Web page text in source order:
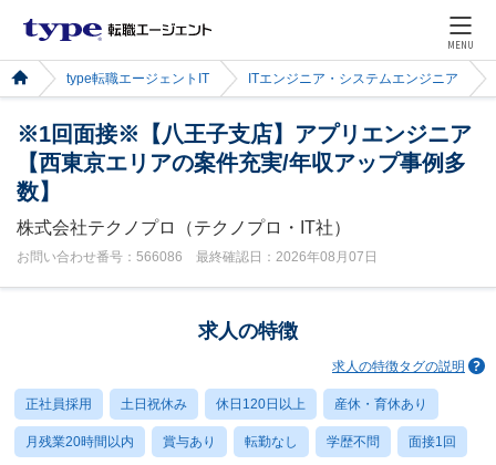
MENU
type転職エージェントIT ITエンジニア・システムエンジニア
※1回面接※【八王子支店】アプリエンジニア
【西東京エリアの案件充実/年収アップ事例多
数】
株式会社テクノプロ（テクノプロ・IT社）
お問い合わせ番号：566086 最終確認日：2026年08月07日
求人の特徴
求人の特徴タグの説明
正社員採用 土日祝休み 休日120日以上 産休・育休あり
月残業20時間以内 賞与あり 転勤なし 学歴不問 面接1回